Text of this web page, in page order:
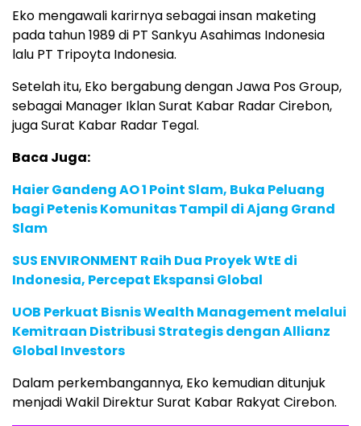
Eko mengawali karirnya sebagai insan maketing
pada tahun 1989 di PT Sankyu Asahimas Indonesia
lalu PT Tripoyta Indonesia.
Setelah itu, Eko bergabung dengan Jawa Pos Group,
sebagai Manager Iklan Surat Kabar Radar Cirebon,
juga Surat Kabar Radar Tegal.
Baca Juga:
Haier Gandeng AO 1 Point Slam, Buka Peluang
bagi Petenis Komunitas Tampil di Ajang Grand
Slam
SUS ENVIRONMENT Raih Dua Proyek WtE di
Indonesia, Percepat Ekspansi Global
UOB Perkuat Bisnis Wealth Management melalui
Kemitraan Distribusi Strategis dengan Allianz
Global Investors
Dalam perkembangannya, Eko kemudian ditunjuk
menjadi Wakil Direktur Surat Kabar Rakyat Cirebon.